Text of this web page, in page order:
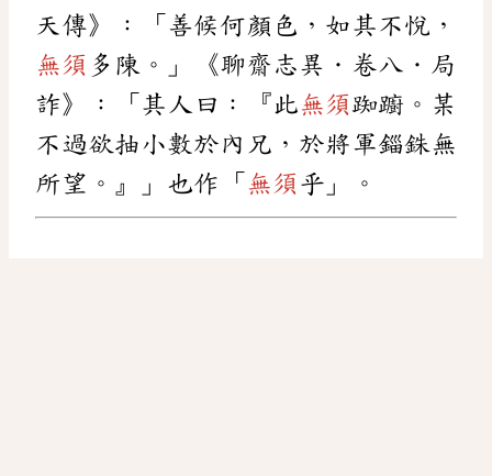
天傳》：「善候何顏色，如其不悅，
無須 多陳。」《聊齋志異．卷八．局
詐》：「其人曰：『此無須踟躕。某
不過欲抽小數於內兄，於將軍錙銖無
所望。』」也作「 無須 乎」。